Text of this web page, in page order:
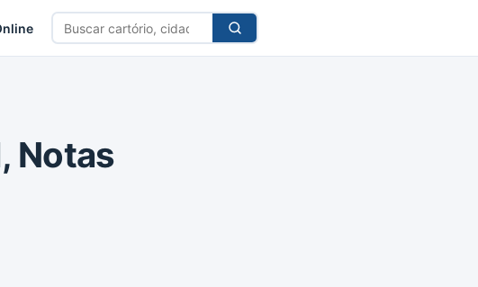
Buscar
cartório
Notas